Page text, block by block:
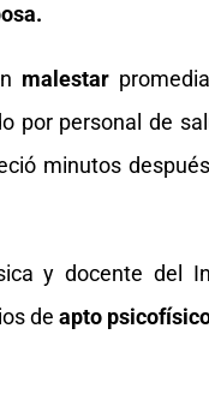
malestar
por personal de
minutos
y docente del
deapto